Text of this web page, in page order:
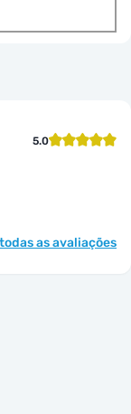
5.0
as avaliações